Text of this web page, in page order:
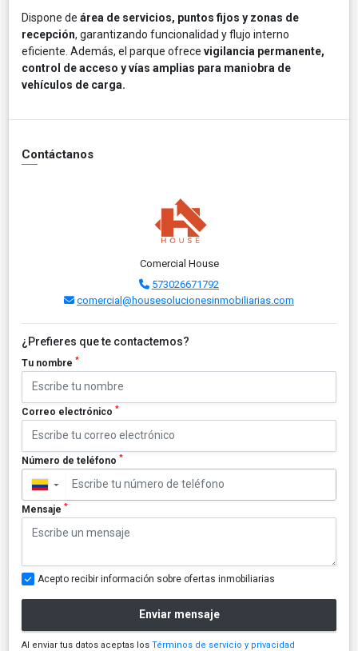
Dispone de área de servicios, puntos fijos y zonas de
recepción, garantizando funcionalidad y flujo interno
eficiente. Además, el parque ofrece vigilancia permanente,
control de acceso y vías amplias para maniobra de
vehículos de carga.
Contáctanos
Comercial House
573026671792
comercial@housesolucionesinmobiliarias.com
¿Prefieres que te contactemos?
Tu nombre *
Correo electrónico *
Número de teléfono *
▼
Mensaje *
Acepto recibir información sobre ofertas inmobiliarias
Enviar mensaje
Al enviar tus datos aceptas los Términos de servicio y privacidad